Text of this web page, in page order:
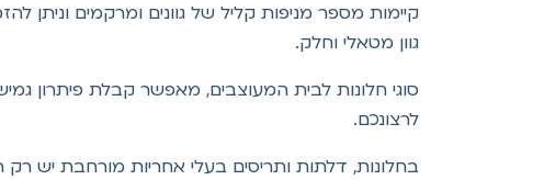
קיימות מספר מניפות קליל של גוונים ומרקמים וניתן
גוון מטאלי וחלק.
סוגי חלונות לבית המעוצבים, מאפשר קבלת פיתרון
לרצונכם.
בחלונות, דלתות ותריסים בעלי אחריות מורחבת יש רק